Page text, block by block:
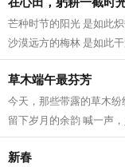
芒种时节的阳光 是如此
沙漠远方的梅林 是如此
人生得到浇灌 日历纸片
草木端午最芬芳
今天，那些带露的草木
留下岁月的余韵 喊一声
地映古映今 清风明月里
新春